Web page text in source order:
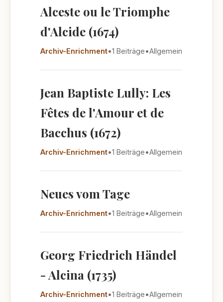
Alceste ou le Triomphe
d'Alcide (1674)
Archiv-Enrichment•1 Beiträge•Allgemein
Jean Baptiste Lully: Les
Fêtes de l'Amour et de
Bacchus (1672)
Archiv-Enrichment•1 Beiträge•Allgemein
Neues vom Tage
Archiv-Enrichment•1 Beiträge•Allgemein
Georg Friedrich Händel
- Alcina (1735)
Archiv-Enrichment•1 Beiträge•Allgemein